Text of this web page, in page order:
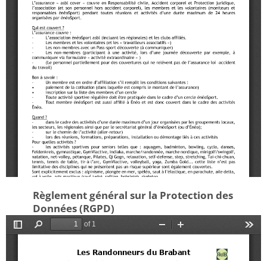
Règlement général sur la Protection des
Données (RGPD)